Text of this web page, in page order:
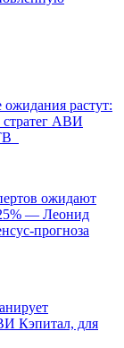
растут:
стратег АВИ
ожидают
— Леонид
прогноза
Кэпитал, для